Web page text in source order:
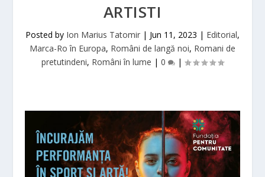
ARTISTI
Posted by Ion Marius Tatomir | Jun 11, 2023 | Editorial,
Marca-Ro în Europa, Români de langă noi, Romani de
pretutindeni, Români în lume | 0 |